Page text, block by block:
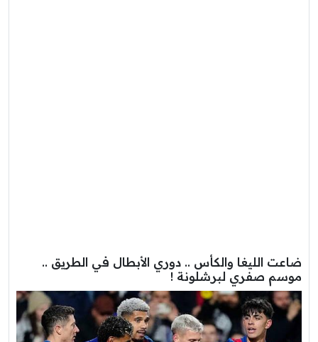
ضاعت الليغا والكأس .. دوري الأبطال في الطريق ..
موسم صفري لبرشلونة !